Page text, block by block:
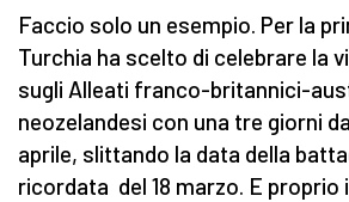
Faccio solo un esempio. Per la
Turchia ha scelto di celebrare la
sugli Alleati franco-britannici-
neozelandesi con una tre giorni
aprile, slittando la data della
ricordata del 18 marzo. E proprio